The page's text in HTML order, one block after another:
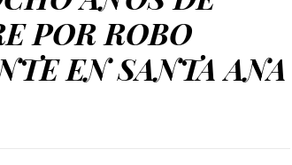
POR ROBO
EN SANTA ANA